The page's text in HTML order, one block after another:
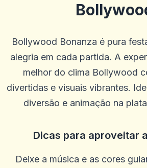
Bollywood Bonanza é pura
alegria em cada partida. A
melhor do clima Bollywood
divertidas e visuais vibrantes.
diversão e animação na
Dicas para aproveitar
Deixe a música e as cores
Pierre Smith
A grande experiência com atendimento ao
negócio ou assunto.
Ótimo atendimento ao cliente ajudando